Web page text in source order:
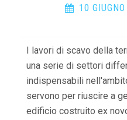
10
I lavori di scavo della
una serie di settori
indispensabili
servono per riuscire a
edificio costruito ex